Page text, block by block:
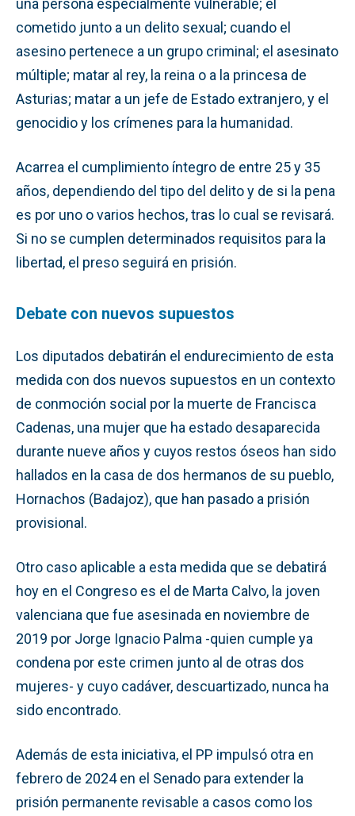
una persona especialmente vulnerable; el
cometido junto a un delito sexual; cuando el
asesino pertenece a un grupo criminal; el asesinato
múltiple; matar al rey, la reina o a la princesa de
Asturias; matar a un jefe de Estado extranjero, y el
genocidio y los crímenes para la humanidad.
Acarrea el cumplimiento íntegro de entre 25 y 35
años, dependiendo del tipo del delito y de si la pena
es por uno o varios hechos, tras lo cual se revisará.
Si no se cumplen determinados requisitos para la
libertad, el preso seguirá en prisión.
Debate con nuevos supuestos
Los diputados debatirán el endurecimiento de esta
medida con dos nuevos supuestos en un contexto
de conmoción social por la muerte de Francisca
Cadenas, una mujer que ha estado desaparecida
durante nueve años y cuyos restos óseos han sido
hallados en la casa de dos hermanos de su pueblo,
Hornachos (Badajoz), que han pasado a prisión
provisional.
Otro caso aplicable a esta medida que se debatirá
hoy en el Congreso es el de Marta Calvo, la joven
valenciana que fue asesinada en noviembre de
2019 por Jorge Ignacio Palma -quien cumple ya
condena por este crimen junto al de otras dos
mujeres- y cuyo cadáver, descuartizado, nunca ha
sido encontrado.
Además de esta iniciativa, el PP impulsó otra en
febrero de 2024 en el Senado para extender la
prisión permanente revisable a casos como los